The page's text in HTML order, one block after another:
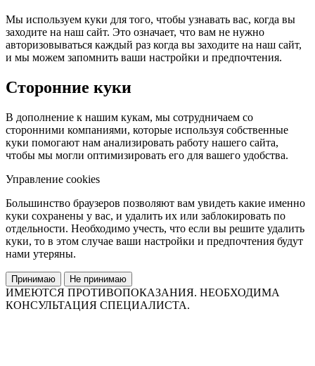
Мы используем куки для того, чтобы узнавать вас, когда вы
заходите на наш сайт. Это означает, что вам не нужно
авторизовываться каждый раз когда вы заходите на наш сайт,
и мы можем запомнить ваши настройки и предпочтения.
Сторонние куки
В дополнение к нашим кукам, мы сотрудничаем со
сторонними компаниями, которые используя собственные
куки помогают нам анализировать работу нашего сайта,
чтобы мы могли оптимизировать его для вашего удобства.
Управление cookies
Большинство браузеров позволяют вам увидеть какие именно
куки сохранены у вас, и удалить их или заблокировать по
отдельности. Необходимо учесть, что если вы решите удалить
куки, то в этом случае ваши настройки и предпочтения будут
нами утеряны.
Принимаю Не принимаю
ИМЕЮТСЯ ПРОТИВОПОКАЗАНИЯ. НЕОБХОДИМА
КОНСУЛЬТАЦИЯ СПЕЦИАЛИСТА.